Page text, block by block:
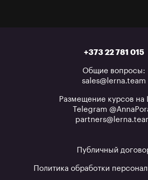
+373 22 781 015
Общие вопросы:
sales@lerna.team
Размещение курсов на
Telegram
Публичный
Политика обработки